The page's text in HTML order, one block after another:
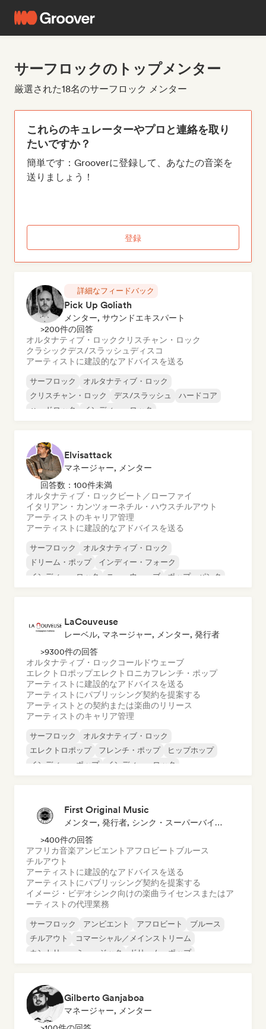
サーフロックのトップメンター
厳選された18名のサーフロック メンター
これらのキュレーターやプロと連絡を取り
たいですか？
簡単です：Grooverに登録して、あなたの音楽を
送りましょう！
登録
詳細なフィードバック
Pick Up Goliath
メンター, サウンドエキスパート
>200件の回答
オルタナティブ・ロッククリスチャン・ロック
クラシックデス/スラッシュ ディスコ
アーティストに建設的なアドバイスを送る
サーフロック
オルタナティブ・ロック
クリスチャン・ロック
デス/スラッシュ
ハードコア
ハードロック
インディー・ロック
Elvisattack
マネージャー, メンター
回答数：100件未満
オルタナティブ・ロック ビート／ローファイ
イタリアン・カンツォーネチル・ハウスチルアウト
アーティストのキャリア管理
アーティストに建設的なアドバイスを送る
サーフロック
オルタナティブ・ロック
ドリーム・ポップ
インディー・フォーク
インディー・ロック
ニューウェーブ
ポップ・パンク
LaCouveuse
レーベル, マネージャー, メンター, 発行者
>9300件の回答
オルタナティブ・ロック コールドウェーブ
エレクトロポップエレクトロニカフレンチ・ポップ
アーティストに建設的なアドバイスを送る
アーティストにパブリッシング契約を提案する
アーティストとの契約または楽曲のリリース
アーティストのキャリア管理
サーフロック
オルタナティブ・ロック
エレクトロポップ
フレンチ・ポップ
ヒップホップ
インディー・ポップ
インディー・ロック
First Original Music
メンター, 発行者, シンク・スーパーバイザー
>400件の回答
アフリカ音楽アンビエント アフロビート ブルース
チルアウト
アーティストに建設的なアドバイスを送る
アーティストにパブリッシング契約を提案する
イメージ・ビデオシンク向けの楽曲ライセンスまたはア
ーティストの代理業務
サーフロック アンビエント アフロビート
ブルース
チルアウト
コマーシャル／メインストリーム
カントリー・ミュージック
ドリーム・ポップ
Gilberto Ganjaboa
マネージャー, メンター